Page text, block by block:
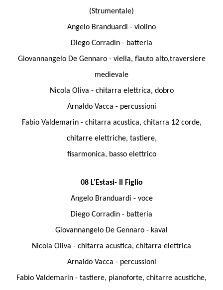
(Strumentale)
Angelo Branduardi - violino
Diego Corradin - batteria
Giovannangelo De Gennaro - viella, flauto alto,traversiere
medievale
Nicola Oliva - chitarra elettrica, dobro
Arnaldo Vacca - percussioni
Fabio Valdemarin - chitarra acustica, chitarra 12 corde,
chitarre elettriche, tastiere,
fisarmonica, basso elettrico
08 L’Estasi- Il Figlio
Angelo Branduardi - voce
Diego Corradin - batteria
Giovannangelo De Gennaro - kaval
Nicola Oliva - chitarra acustica, chitarra elettrica
Arnaldo Vacca - percussioni
Fabio Valdemarin - tastiere, pianoforte, chitarre acustiche,